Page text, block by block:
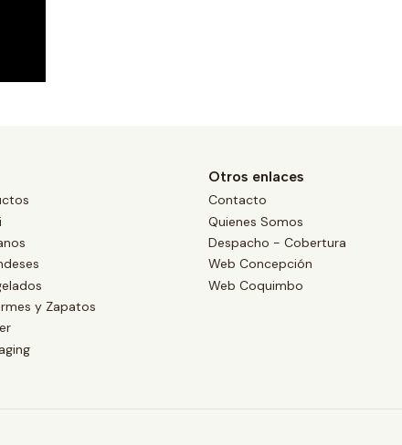
y Zapatos
Otros enlaces
Contacto
Quienes Somos
Despacho - Cobertura
Web Concepción
Web Coquimbo